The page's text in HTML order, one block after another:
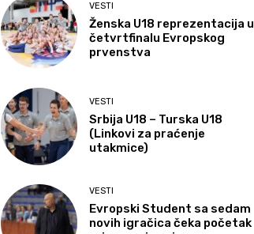
VESTI
Ženska U18 reprezentacija u
četvrtfinalu Evropskog
prvenstva
VESTI
Srbija U18 – Turska U18
(Linkovi za praćenje
utakmice)
VESTI
Evropski Student sa sedam
novih igračica čeka početak